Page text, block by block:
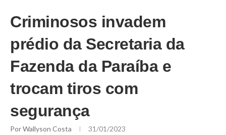
Criminosos invadem
prédio da Secretaria da
Fazenda da Paraíba e
trocam tiros com
segurança
PorWallyson Costa 31/01/2023